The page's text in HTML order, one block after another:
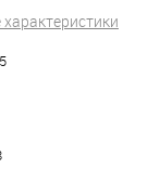
характеристики